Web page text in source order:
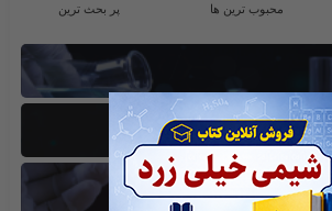
محبوب ترین ها پر بحث ترین